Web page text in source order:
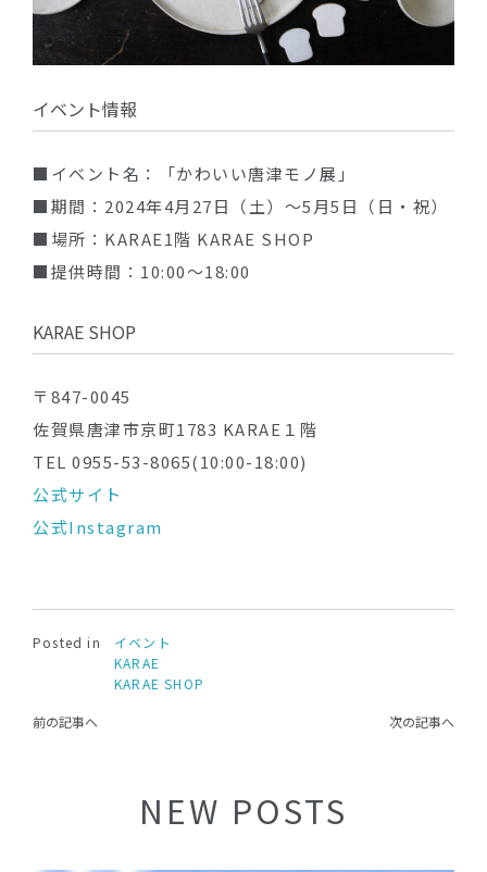
NEW POSTS
イベント情報
■イベント名：「かわいい唐津モノ展」
■期間：2024年4月27日（土）～5月5日（日・祝）
■場所：KARAE1階 KARAE SHOP
■提供時間：10:00～18:00
KARAE SHOP
〒847-0045
佐賀県唐津市京町1783 KARAE１階
TEL 0955-53-8065(10:00-18:00)
公式サイト
公式Instagram
Posted in
イベント
KARAE
KARAE SHOP
前の記事へ 次の記事へ